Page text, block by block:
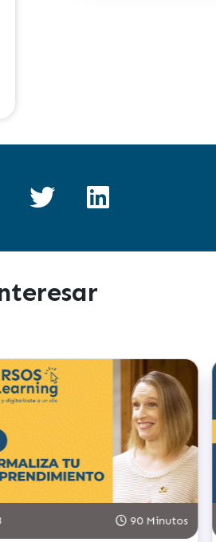
90 Minutos